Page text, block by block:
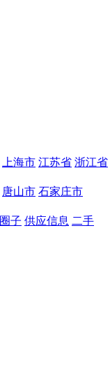
上海市 江苏省 浙江省
唐山市 石家庄市
圈子 供应信息 二手